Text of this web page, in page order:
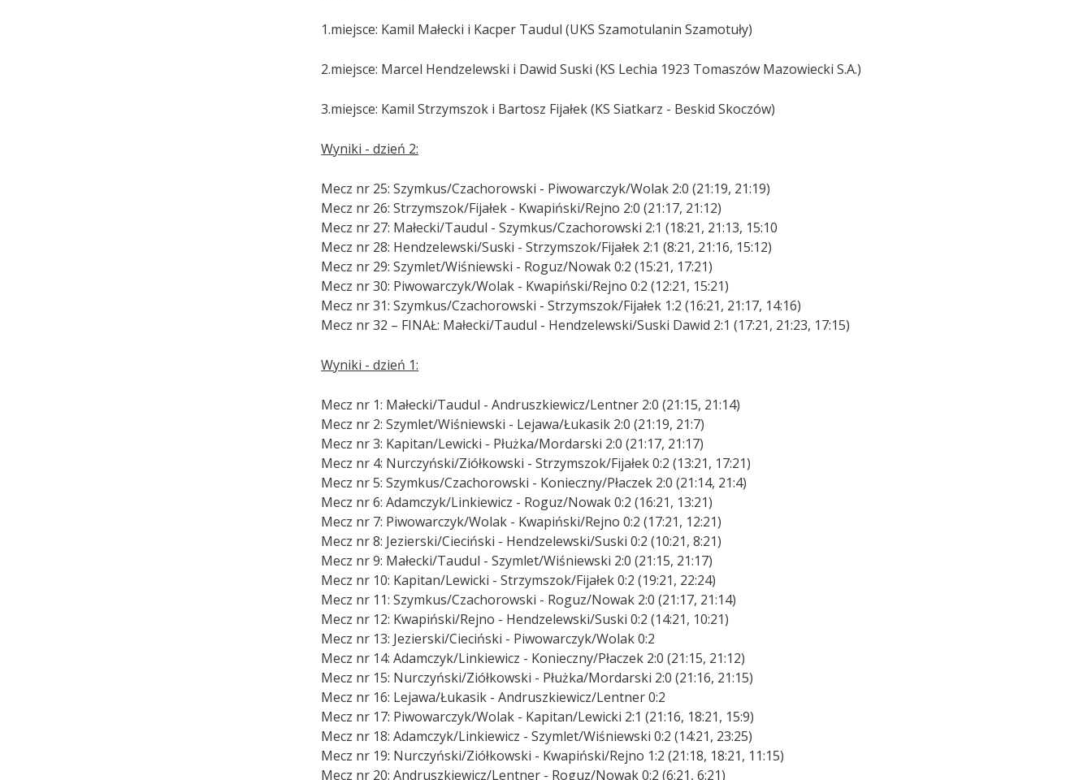
1.miejsce: Kamil Małecki i Kacper Taudul (UKS Szamotulanin Szamotuły)
2.miejsce: Marcel Hendzelewski i Dawid Suski (KS Lechia 1923 Tomaszów Mazowiecki S.A.)
3.miejsce: Kamil Strzymszok i Bartosz Fijałek (KS Siatkarz - Beskid Skoczów)
Wyniki - dzień 2:
Mecz nr 25: Szymkus/Czachorowski - Piwowarczyk/Wolak 2:0 (21:19, 21:19)
Mecz nr 26: Strzymszok/Fijałek - Kwapiński/Rejno 2:0 (21:17, 21:12)
Mecz nr 27: Małecki/Taudul - Szymkus/Czachorowski 2:1 (18:21, 21:13, 15:10
Mecz nr 28: Hendzelewski/Suski - Strzymszok/Fijałek 2:1 (8:21, 21:16, 15:12)
Mecz nr 29: Szymlet/Wiśniewski - Roguz/Nowak 0:2 (15:21, 17:21)
Mecz nr 30: Piwowarczyk/Wolak - Kwapiński/Rejno 0:2 (12:21, 15:21)
Mecz nr 31: Szymkus/Czachorowski - Strzymszok/Fijałek 1:2 (16:21, 21:17, 14:16)
Mecz nr 32 – FINAŁ: Małecki/Taudul - Hendzelewski/Suski Dawid 2:1 (17:21, 21:23, 17:15)
Wyniki - dzień 1:
Mecz nr 1: Małecki/Taudul - Andruszkiewicz/Lentner 2:0 (21:15, 21:14)
Mecz nr 2: Szymlet/Wiśniewski - Lejawa/Łukasik 2:0 (21:19, 21:7)
Mecz nr 3: Kapitan/Lewicki - Płużka/Mordarski 2:0 (21:17, 21:17)
Mecz nr 4: Nurczyński/Ziółkowski - Strzymszok/Fijałek 0:2 (13:21, 17:21)
Mecz nr 5: Szymkus/Czachorowski - Konieczny/Płaczek 2:0 (21:14, 21:4)
Mecz nr 6: Adamczyk/Linkiewicz - Roguz/Nowak 0:2 (16:21, 13:21)
Mecz nr 7: Piwowarczyk/Wolak - Kwapiński/Rejno 0:2 (17:21, 12:21)
Mecz nr 8: Jezierski/Cieciński - Hendzelewski/Suski 0:2 (10:21, 8:21)
Mecz nr 9: Małecki/Taudul - Szymlet/Wiśniewski 2:0 (21:15, 21:17)
Mecz nr 10: Kapitan/Lewicki - Strzymszok/Fijałek 0:2 (19:21, 22:24)
Mecz nr 11: Szymkus/Czachorowski - Roguz/Nowak 2:0 (21:17, 21:14)
Mecz nr 12: Kwapiński/Rejno - Hendzelewski/Suski 0:2 (14:21, 10:21)
Mecz nr 13: Jezierski/Cieciński - Piwowarczyk/Wolak 0:2
Mecz nr 14: Adamczyk/Linkiewicz - Konieczny/Płaczek 2:0 (21:15, 21:12)
Mecz nr 15: Nurczyński/Ziółkowski - Płużka/Mordarski 2:0 (21:16, 21:15)
Mecz nr 16: Lejawa/Łukasik - Andruszkiewicz/Lentner 0:2
Mecz nr 17: Piwowarczyk/Wolak - Kapitan/Lewicki 2:1 (21:16, 18:21, 15:9)
Mecz nr 18: Adamczyk/Linkiewicz - Szymlet/Wiśniewski 0:2 (14:21, 23:25)
Mecz nr 19: Nurczyński/Ziółkowski - Kwapiński/Rejno 1:2 (21:18, 18:21, 11:15)
Mecz nr 20: Andruszkiewicz/Lentner - Roguz/Nowak 0:2 (6:21, 6:21)